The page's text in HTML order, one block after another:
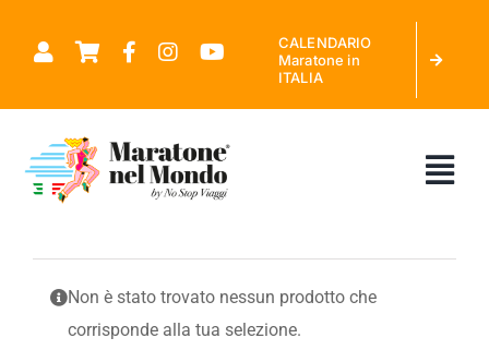
CALENDARIO
Maratone in
ITALIA
CHI SIAMO
MARATONE NEL MONDO
Non è stato trovato nessun prodotto che
corrisponde alla tua selezione.